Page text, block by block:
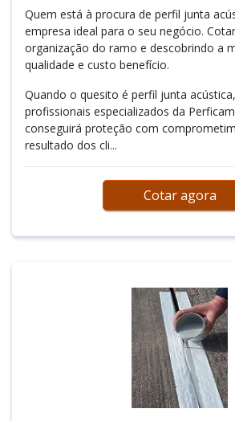
Quem está à procura de perfil junta
empresa ideal para o seu negócio.
organização do ramo e descobrindo a
qualidade e custo benefício.
Quando o quesito é perfil junta
profissionais especializados da
conseguirá proteção com
resultado dos cli...
Cotar agora